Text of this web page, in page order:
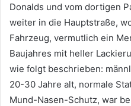
Donalds und vom dortigen
weiter in die Hauptstraße,
Fahrzeug, vermutlich ein
Baujahres mit heller
wie folgt beschrieben:
20-30 Jahre alt, normale
Mund-Nasen-Schutz, war